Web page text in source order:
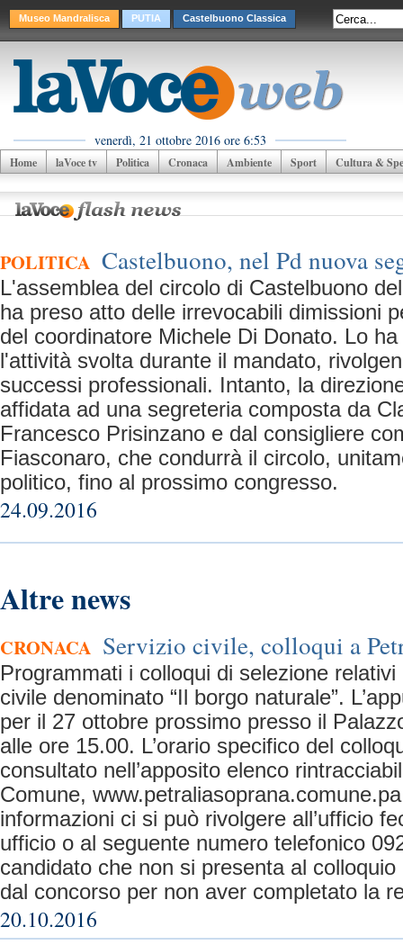
Museo Mandralisca PUTIA Castelbuono Classica
venerdì, 21 ottobre 2016 ore 6:53
Home laVoce tv Politica Cronaca Ambiente Sport Cultura &
POLITICA Castelbuono, nel Pd nuova
L'assemblea del circolo di Castelbuono
ha preso atto delle irrevocabili dimissioni
del coordinatore Michele Di Donato. Lo
l'attività svolta durante il mandato,
successi professionali. Intanto, la
affidata ad una segreteria composta da
Francesco Prisinzano e dal consigliere
Fiasconaro, che condurrà il circolo,
politico, fino al prossimo congresso.
24.09.2016
Altre news
CRONACA Servizio civile, colloqui a
Programmati i colloqui di selezione
civile denominato “Il borgo naturale”.
per il 27 ottobre prossimo presso il
alle ore 15.00. L’orario specifico del
consultato nell’apposito elenco
Comune,
informazioni ci si può rivolgere all’ufficio
ufficio o al seguente numero telefonico
candidato che non si presenta al
dal concorso per non aver completato la
20.10.2016